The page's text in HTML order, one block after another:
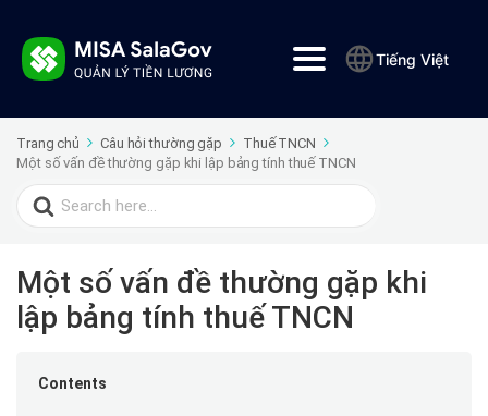
Tiếng Việt
Trang chủ Câu hỏi thường gặp
Thuế TNCN
Một số vấn đề thường gặp khi lập bảng tính thuế TNCN
Search
for:
Một số vấn đề thường gặp khi
lập bảng tính thuế TNCN
Contents